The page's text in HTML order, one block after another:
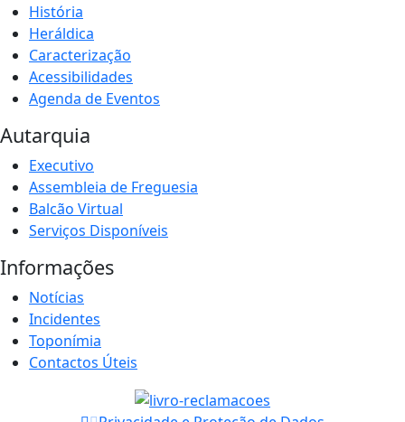
História
Heráldica
Caracterização
Acessibilidades
Agenda de Eventos
Autarquia
Executivo
Assembleia de Freguesia
Balcão Virtual
Serviços Disponíveis
Informações
Notícias
Incidentes
Toponímia
Contactos Úteis